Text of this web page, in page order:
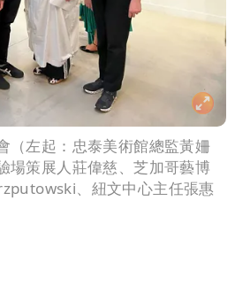
（左起：忠泰美術館總監黃姍
場策展人莊偉慈、芝加哥藝博
、紐文中心主任張惠